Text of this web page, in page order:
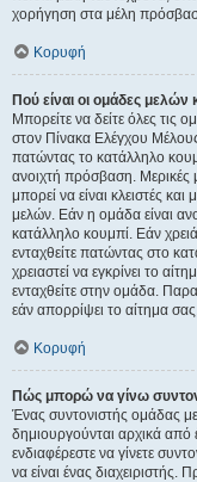
χορήγηση στα μέλη
Κορυφή
Πού είναι οι ομάδες
Μπορείτε να δείτε όλες
στον Πίνακα Ελέγχου
πατώντας το κατάλληλο
ανοιχτή πρόσβαση. Μερικές
μπορεί να είναι κλειστές
μελών. Εάν η ομάδα είναι
κατάλληλο κουμπί. Εάν
ενταχθείτε πατώντας στο
χρειαστεί να εγκρίνει το
ενταχθείτε στην ομάδα.
εάν απορρίψει το αίτημα
Κορυφή
Πώς μπορώ να γίνω
Ένας συντονιστής ομάδας
δημιουργούνται αρχικά από
ενδιαφέρεστε να γίνετε
να είναι ένας